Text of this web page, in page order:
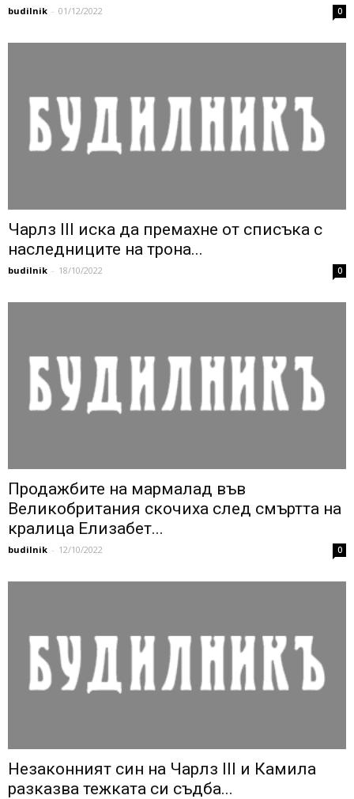
budilnik - 01/12/2022 0
Чарлз III иска да премахне от списъка с
наследниците на трона...
budilnik - 18/10/2022 0
Продажбите на мармалад във
Великобритания скочиха след смъртта на
кралица Елизабет...
budilnik - 12/10/2022 0
Незаконният син на Чарлз III и Камила
разказва тежката си съдба...